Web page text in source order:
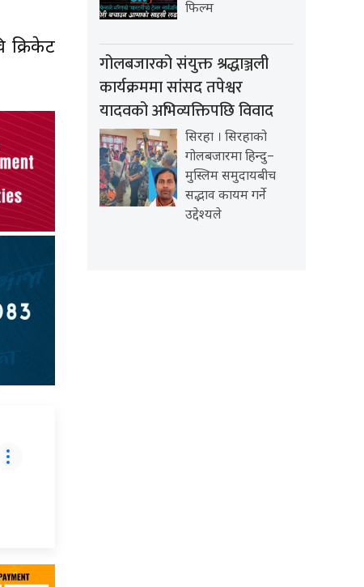
क्रिकेट
फिल्म
गोलबजारको संयुक्त श्रद्धाञ्जली
कार्यक्रममा सांसद तपेश्वर
यादवको अभिव्यक्तिपछि विवाद
सिरहा । सिरहाको
गोलबजारमा हिन्दु–
मुस्लिम समुदायबीच
सद्भाव कायम गर्ने
उद्देश्यले